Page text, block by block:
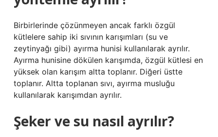
Birbirlerinde çözünmeyen ancak farklı özgül
kütlelere sahip iki sıvının karışımları (su ve
zeytinyağı gibi) ayırma hunisi kullanılarak ayrılır.
Ayırma hunisine dökülen karışımda, özgül kütlesi en
yüksek olan karışım altta toplanır. Diğeri üstte
toplanır. Altta toplanan sıvı, ayırma musluğu
kullanılarak karışımdan ayrılır.
Şeker ve su nasıl ayrılır?